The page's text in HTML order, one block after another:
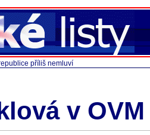
příliš nemluví
v OVM